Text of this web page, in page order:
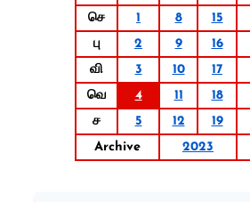
செ
1 8 15
பு
2 9 16
வி
3 10 17
வெ
4 11 18
ச
5 12 19
Archive
2023